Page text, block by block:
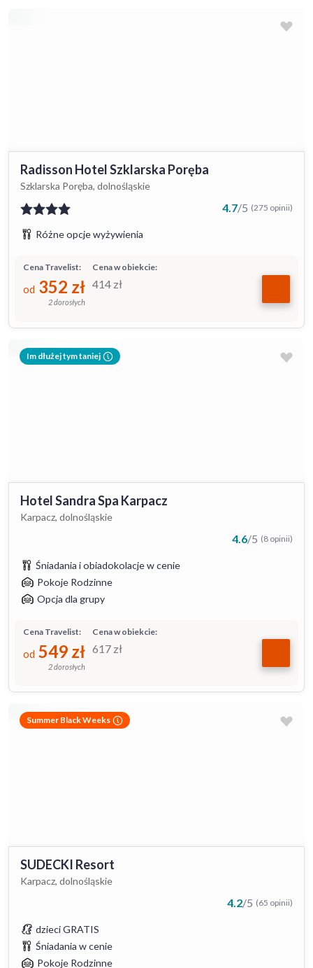
Radisson Hotel Szklarska Poręba
Szklarska Poręba, dolnośląskie
4.7/5 (275 opinii)
Różne opcje wyżywienia
Cena w obiekcie:
414 zł
Cena Travelist:
od 352 zł
2 dorosłych
Im dłużej tym taniej
Hotel Sandra Spa Karpacz
Karpacz, dolnośląskie
4.6/5 (8 opinii)
Śniadania i obiadokolacje w cenie
Pokoje Rodzinne
Opcja dla grupy
Cena w obiekcie:
617 zł
Cena Travelist:
od 549 zł
2 dorosłych
Summer Black Weeks
SUDECKI Resort
Karpacz, dolnośląskie
4.2/5 (65 opinii)
dzieci GRATIS
Śniadania w cenie
Pokoje Rodzinne